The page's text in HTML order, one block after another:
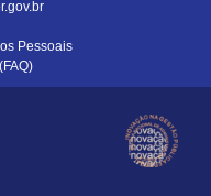
Pessoais